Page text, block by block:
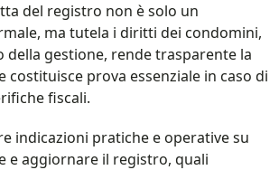
del registro non è solo un
ma tutela i diritti dei condomini,
gestione, rende trasparente la
costituisce prova essenziale in caso di
fiscali.
indicazioni pratiche e operative su
e aggiornare il registro, quali